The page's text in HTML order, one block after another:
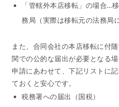
「管轄外本店移転」の場合…
務局（実際は移転元の法務局
また、合同会社の本店移転に付
関での公的な届出が必要となる
申請にあわせて、下記リストに
ておくと安心です。
税務署への届出（国税）